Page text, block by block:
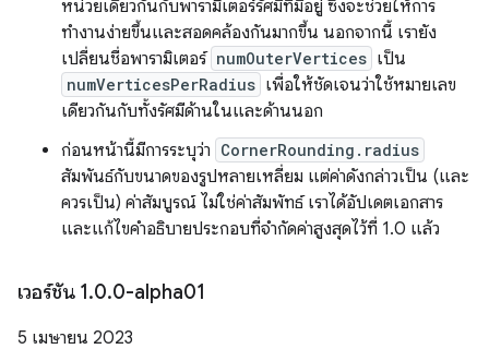
หน่วยเดียวกันกับพารามิเตอร์รัศมีที่มีอยู่ ซึ่งจะช่วยให้การ
ทำงานง่ายขึ้นและสอดคล้องกันมากขึ้น นอกจากนี้ เรายัง
เปลี่ยนชื่อพารามิเตอร์ numOuterVertices เป็น
numVerticesPerRadius เพื่อให้ชัดเจนว่าใช้หมายเลข
เดียวกันกับทั้งรัศมีด้านในและด้านนอก
ก่อนหน้านี้มีการระบุว่า CornerRounding.radius
สัมพันธ์กับขนาดของรูปหลายเหลี่ยม แต่ค่าดังกล่าวเป็น (และ
ควรเป็น) ค่าสัมบูรณ์ ไม่ใช่ค่าสัมพัทธ์ เราได้อัปเดตเอกสาร
และแก้ไขคำอธิบายประกอบที่จำกัดค่าสูงสุดไว้ที่ 1.0 แล้ว
เวอร์ชัน 1.0.0-alpha01
5 เมษายน 2023